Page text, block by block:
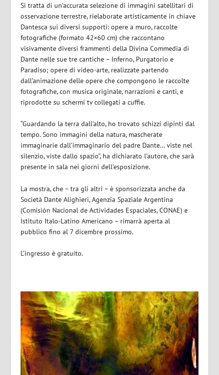
Si tratta di un’accurata selezione di immagini satellitari di
osservazione terrestre, rielaborate artisticamente in chiave
Dantesca sui diversi supporti: opere a muro, raccolte
fotografiche (formato 42×60 cm) che raccontano
visivamente diversi frammenti della Divina Commedia di
Dante nelle sue tre cantiche – Inferno, Purgatorio e
Paradiso; opere di video-arte, realizzate partendo
dall’animazione delle opere che compongono le raccolte
fotografiche, con musica originale, narrazioni e canti, e
riprodotte su schermi tv collegati a cuffie.
“Guardando la terra dall’alto, ho trovato schizzi dipinti dal
tempo. Sono immagini della natura, mascherate
immaginarie dall’immaginario del padre Dante… viste nel
silenzio, viste dallo spazio”, ha dichiarato l’autore, che sarà
presente in sala nei giorni dell’esposizione.
La mostra, che – tra gli altri – è sponsorizzata anche da
Società Dante Alighieri, Agenzia Spaziale Argentina
(Comisión Nacional de Actividades Espaciales, CONAE) e
Istituto Italo-Latino Americano – rimarrà aperta al
pubblico fino al 7 dicembre prossimo.
L’ingresso è gratuito.